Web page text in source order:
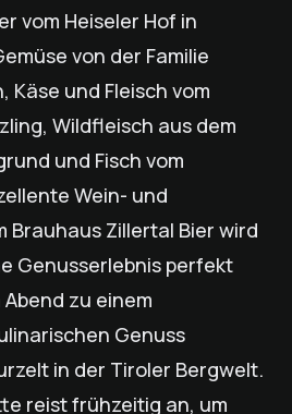
vom Heiseler Hof in
von der Familie
Käse und Fleisch vom
Wildfleisch aus dem
und Fisch vom
Wein- und
Brauhaus Zillertal Bier wird
Genusserlebnis perfekt
zu einem
Genuss
in der Tiroler Bergwelt.
reist frühzeitig an, um